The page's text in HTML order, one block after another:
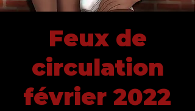
Feux de
circulation
février 2022